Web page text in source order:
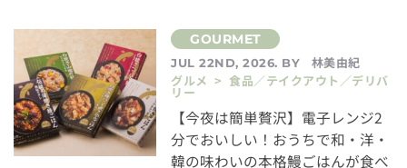
JUL 22ND, 2026. BY
林美由紀
グルメ > 食品／テイクアウト／デリバ
リー
【今夜は簡単贅沢】電子レンジ2
分でおいしい！おうちで和・洋・
韓の味わいの本格鰻ごはんが食べ